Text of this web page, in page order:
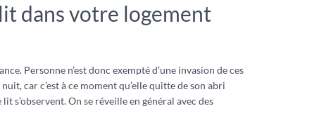
dans votre logement
Personne n’est donc exempté d’une invasion de ces
car c’est à ce moment qu’elle quitte de son abri
s’observent. On se réveille en général avec des